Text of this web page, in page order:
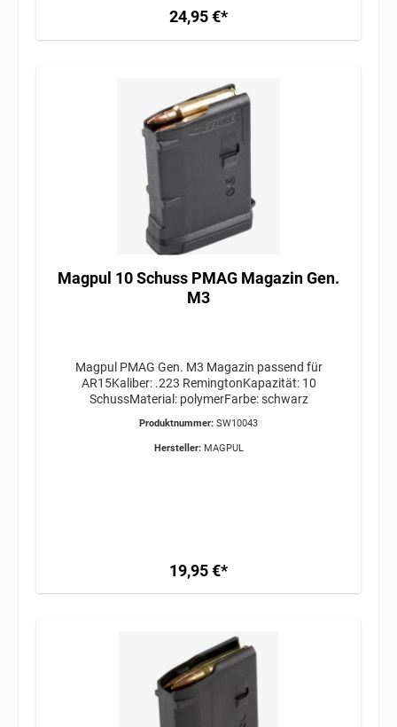
24,95 €*
Magpul 10 Schuss PMAG Magazin Gen.
M3
Magpul PMAG Gen. M3 Magazin passend für
AR15Kaliber: .223 RemingtonKapazität: 10
SchussMaterial: polymerFarbe: schwarz
Produktnummer: SW10043
Hersteller: MAGPUL
19,95 €*